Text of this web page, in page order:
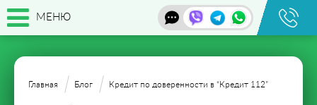
МЕНЮ
Главная Блог Кредит по доверенности в “Кредит 112”